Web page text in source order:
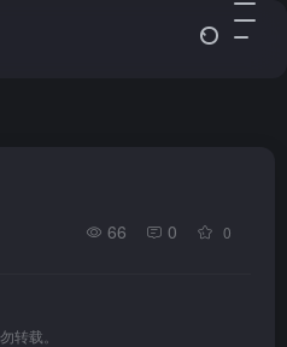
66 0 0
转载。